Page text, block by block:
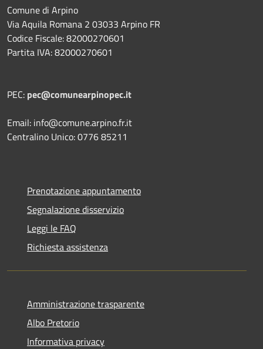
Comune di Arpino
Via Aquila Romana 2 03033 Arpino FR
Codice Fiscale: 82000270601
Partita IVA: 82000270601
PEC: pec@comunearpinopec.it
Email: info@comune.arpino.fr.it
Centralino Unico: 0776 85211
Prenotazione appuntamento
Segnalazione disservizio
Leggi le FAQ
Richiesta assistenza
Amministrazione trasparente
Albo Pretorio
Informativa privacy